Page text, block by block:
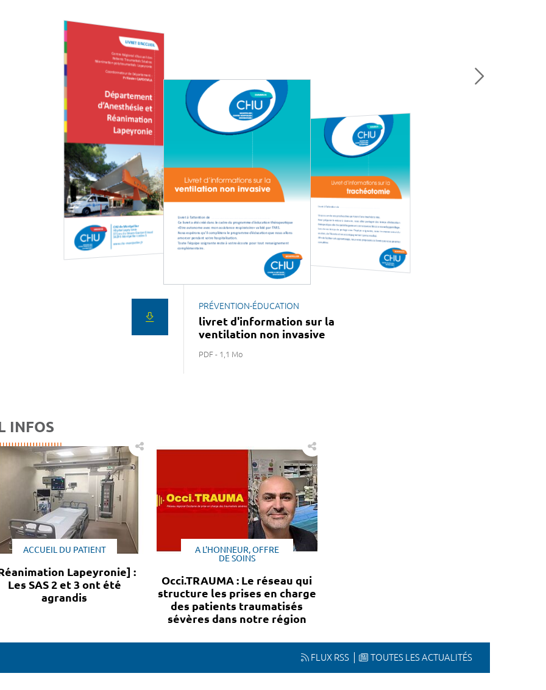
PRÉVENTION-ÉDUCATION
livret d'information sur la
ventilation non invasive
PDF - 1,1 Mo
INFOS
ACCUEIL DU PATIENT
Lapeyronie] :
Les SAS 2 et 3 ont été
agrandis
A L'HONNEUR, OFFRE
DE SOINS
Occi.TRAUMA : Le réseau qui
structure les prises en charge
des patients traumatisés
sévères dans notre région
FLUX RSS TOUTES LES ACTUALITÉS